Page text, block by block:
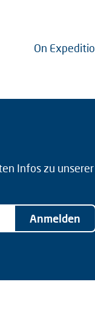
On
Infos zu
Anmelden